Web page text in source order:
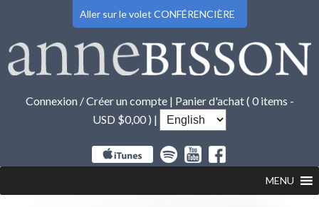
Aller sur le volet CONFÉRENCIÈRE
Connexion / Créer un compte| Panier d'achat ( 0 items -
USD $0,00 ) |
MENU